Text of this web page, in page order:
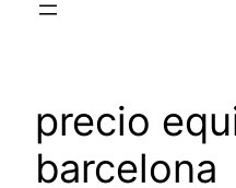
precio
barcelona